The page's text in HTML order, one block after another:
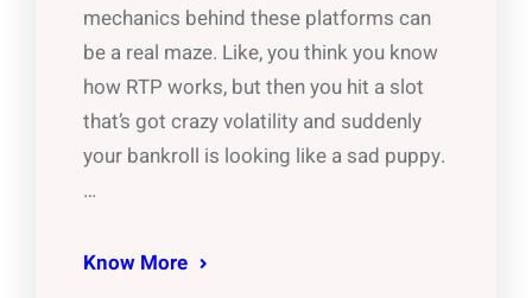
mechanics behind these platforms can
be a real maze. Like, you think you know
how RTP works, but then you hit a slot
that’s got crazy volatility and suddenly
your bankroll is looking like a sad puppy.
…
Know More